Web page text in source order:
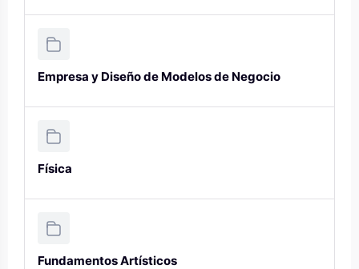
Empresa y Diseño de Modelos de Negocio
Física
Fundamentos Artísticos